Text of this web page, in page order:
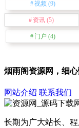
视频 (9)
资讯 (5)
门户 (4)
烟雨阁资源网，细
网站介绍 联系我们
长期为广大站长、